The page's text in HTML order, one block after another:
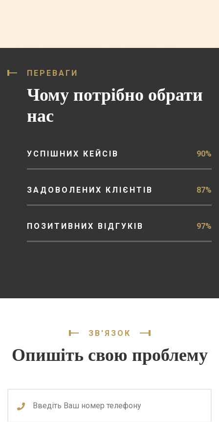
ПЕРЕВАГИ
Чому потрібно обрати
нас
УСПІШНИХ КЕЙСІВ 90%
ЗАДОВОЛЕНИХ КЛІЄНТІВ 87%
ПОЗИТИВНИХ ВІДГУКІВ 97%
ЗВ'ЯЗОК
Опишіть свою проблему